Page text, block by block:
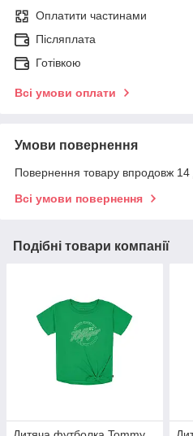
Оплатити частинами
Післяплата
Готівкою
Всі умови оплати
Умови повернення
Повернення товару впродовж 14
Всі умови повернення
Подібні товари компанії